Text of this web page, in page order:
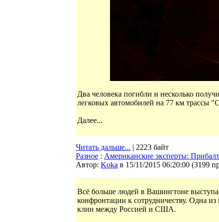
Два человека погибли и несколько
легковых автомобилей на 77 км трассы
Далее...
Читать дальше... | 2223 байт
Разное : Американские эксперты:
Автор: Koka в 15/11/2015 06:20:00 (3199
Всё больше людей в Вашингтоне
конфронтации к сотрудничеству. Одна
клин между Россией и США.